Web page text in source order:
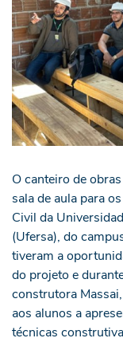
O canteiro de
sala de aula para
Civil da
(Ufersa), do
tiveram a
do projeto e
construtora
aos alunos a
técnicas